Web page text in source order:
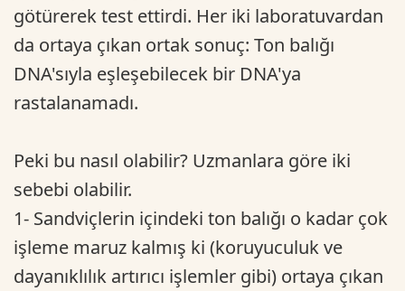
götürerek test ettirdi. Her iki laboratuvardan
da ortaya çıkan ortak sonuç: Ton balığı
DNA'sıyla eşleşebilecek bir DNA'ya
rastalanamadı.
Peki bu nasıl olabilir? Uzmanlara göre iki
sebebi olabilir.
1- Sandviçlerin içindeki ton balığı o kadar çok
işleme maruz kalmış ki (koruyuculuk ve
dayanıklılık artırıcı işlemler gibi) ortaya çıkan